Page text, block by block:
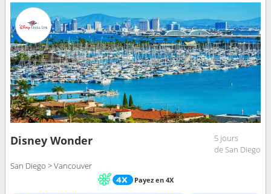
Disney Wonder
5 jours
de San Diego
San Diego > Vancouver
Payez en 4X